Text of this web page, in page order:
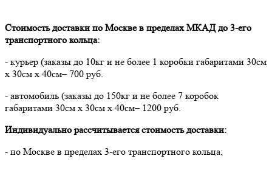
Стоимость доставки по Москве в пределах МКАД до 3-его
транспортного кольца:
- курьер (заказы до 10кг и не более 1 коробки габаритами 30см
х 30см х 40см– 700 руб.
- автомобиль (заказы до 150кг и не более 7 коробок
габаритами 30см х 30см х 40см– 1200 руб.
Индивидуально рассчитывается стоимость доставки:
- по Москве в пределах 3-его транспортного кольца;